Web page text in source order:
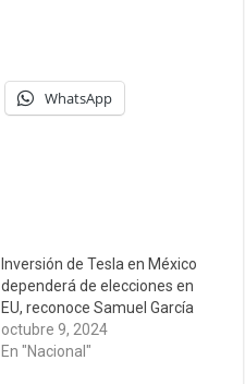
WhatsApp
Inversión de Tesla en México
dependerá de elecciones en
EU, reconoce Samuel García
octubre 9, 2024
En "Nacional"